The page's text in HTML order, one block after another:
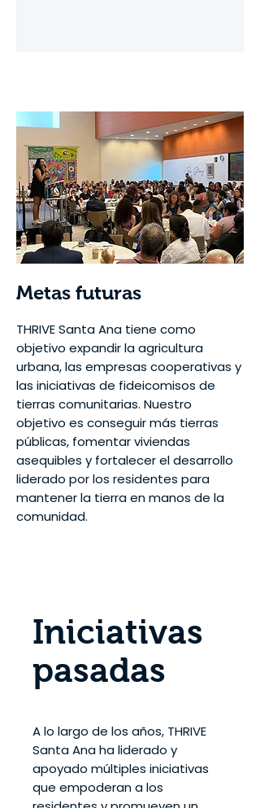
Metas futuras
THRIVE Santa Ana tiene como
objetivo expandir la agricultura
urbana, las empresas cooperativas y
las iniciativas de fideicomisos de
tierras comunitarias. Nuestro
objetivo es conseguir más tierras
públicas, fomentar viviendas
asequibles y fortalecer el desarrollo
liderado por los residentes para
mantener la tierra en manos de la
comunidad.
Iniciativas
pasadas
A lo largo de los años, THRIVE
Santa Ana ha liderado y
apoyado múltiples iniciativas
que empoderan a los